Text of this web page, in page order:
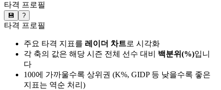
타격 프로필
💾 ?
타격 프로필
주요 타격 지표를 레이더 차트로 시각화
각 축의 값은 해당 시즌 전체 선수 대비 백분위(%)입니
다
100에 가까울수록 상위권 (K%, GIDP 등 낮을수록 좋은
지표는 역순 처리)